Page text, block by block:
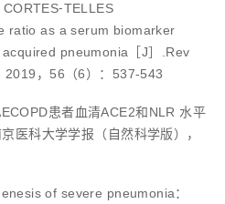
ratio as a serum biomarker
pneumonia［J］.Rev
，56（6）：537-543
患者血清ACE2和NLR 水平
医科大学学报（自然科学版），
of severe pneumonia：